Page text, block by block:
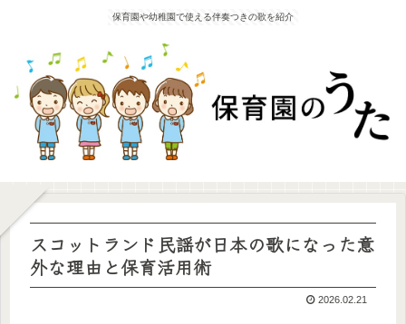
保育園や幼稚園で使える伴奏つきの歌を紹介
スコットランド民謡が日本の歌になった意
外な理由と保育活用術
2026.02.21